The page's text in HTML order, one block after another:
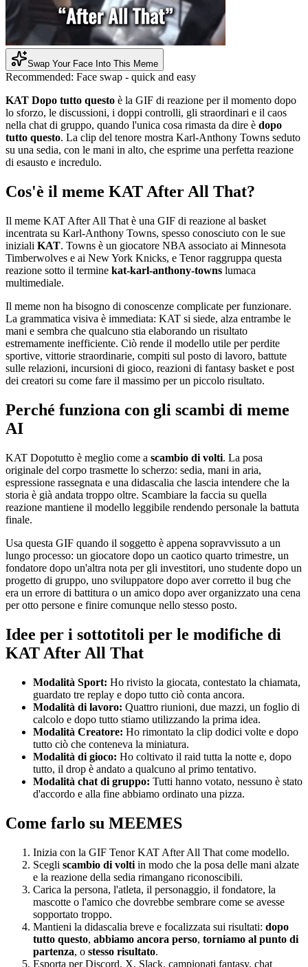
Swap Your Face Into This Meme
Recommended: Face swap - quick and easy
KAT Dopo tutto questo è la GIF di reazione per il momento dopo
lo sforzo, le discussioni, i doppi controlli, gli straordinari e il caos
nella chat di gruppo, quando l'unica cosa rimasta da dire è dopo
tutto questo. La clip del tenore mostra Karl-Anthony Towns seduto
su una sedia, con le mani in alto, che esprime una perfetta reazione
di esausto e incredulo.
Cos'è il meme KAT After All That?
Il meme KAT After All That è una GIF di reazione al basket
incentrata su Karl-Anthony Towns, spesso conosciuto con le sue
iniziali KAT. Towns è un giocatore NBA associato ai Minnesota
Timberwolves e ai New York Knicks, e Tenor raggruppa questa
reazione sotto il termine kat-karl-anthony-towns lumaca
multimediale.
Il meme non ha bisogno di conoscenze complicate per funzionare.
La grammatica visiva è immediata: KAT si siede, alza entrambe le
mani e sembra che qualcuno stia elaborando un risultato
estremamente inefficiente. Ciò rende il modello utile per perdite
sportive, vittorie straordinarie, compiti sul posto di lavoro, battute
sulle relazioni, incursioni di gioco, reazioni di fantasy basket e post
dei creatori su come fare il massimo per un piccolo risultato.
Perché funziona con gli scambi di meme
AI
KAT Dopotutto è meglio come a scambio di volti. La posa
originale del corpo trasmette lo scherzo: sedia, mani in aria,
espressione rassegnata e una didascalia che lascia intendere che la
storia è già andata troppo oltre. Scambiare la faccia su quella
reazione mantiene il modello leggibile rendendo personale la battuta
finale.
Usa questa GIF quando il soggetto è appena sopravvissuto a un
lungo processo: un giocatore dopo un caotico quarto trimestre, un
fondatore dopo un'altra nota per gli investitori, uno studente dopo un
progetto di gruppo, uno sviluppatore dopo aver corretto il bug che
era un errore di battitura o un amico dopo aver organizzato una cena
per otto persone e finire comunque nello stesso posto.
Idee per i sottotitoli per le modifiche di
KAT After All That
Modalità Sport: Ho rivisto la giocata, contestato la chiamata,
guardato tre replay e dopo tutto ciò conta ancora.
Modalità di lavoro: Quattro riunioni, due mazzi, un foglio di
calcolo e dopo tutto stiamo utilizzando la prima idea.
Modalità Creatore: Ho rimontato la clip dodici volte e dopo
tutto ciò che conteneva la miniatura.
Modalità di gioco: Ho coltivato il raid tutta la notte e, dopo
tutto, il drop è andato a qualcuno al primo tentativo.
Modalità chat di gruppo: Tutti hanno votato, nessuno è stato
d'accordo e alla fine abbiamo ordinato una pizza.
Come farlo su MEEMES
Inizia con la GIF Tenor KAT After All That come modello.
Scegli scambio di volti in modo che la posa delle mani alzate
e la reazione della sedia rimangano riconoscibili.
Carica la persona, l'atleta, il personaggio, il fondatore, la
mascotte o l'amico che dovrebbe sembrare come se avesse
sopportato troppo.
Mantieni la didascalia breve e focalizzata sui risultati: dopo
tutto questo, abbiamo ancora perso, torniamo al punto di
partenza, o stesso risultato.
Esporta per Discord, X, Slack, campionati fantasy, chat